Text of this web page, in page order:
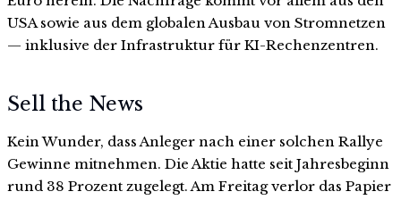
USA sowie aus dem globalen Ausbau von Stromnetzen
— inklusive der Infrastruktur für KI-Rechenzentren.
Sell the News
Kein Wunder, dass Anleger nach einer solchen Rallye
Gewinne mitnehmen. Die Aktie hatte seit Jahresbeginn
rund 38 Prozent zugelegt. Am Freitag verlor das Papier